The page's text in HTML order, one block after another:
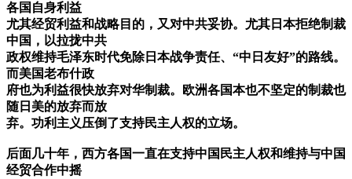
各国自身利益
尤其经贸利益和战略目的，又对中共妥协。尤其日本拒绝制裁
中国，以拉拢中共
政权维持毛泽东时代免除日本战争责任、“中日友好”的路线。
而美国老布什政
府也为利益很快放弃对华制裁。欧洲各国本也不坚定的制裁也
随日美的放弃而放
弃。功利主义压倒了支持民主人权的立场。
后面几十年，西方各国一直在支持中国民主人权和维持与中国
经贸合作中摇